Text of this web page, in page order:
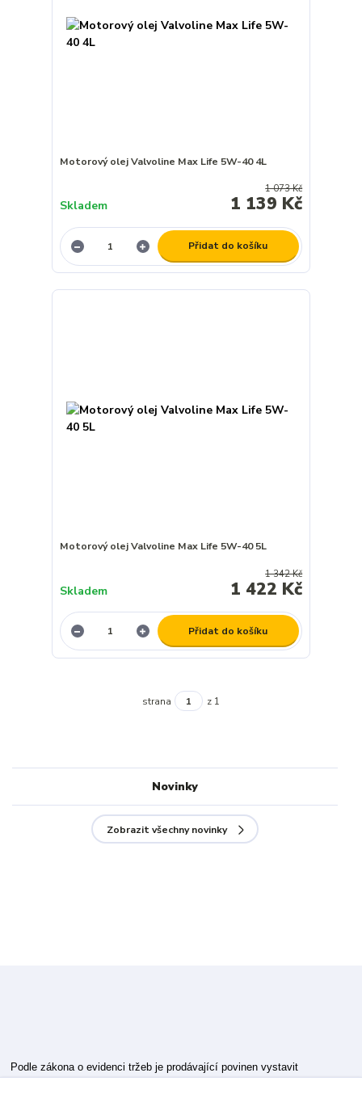
Motorový olej Valvoline Max Life 5W-40 4L
1 073 Kč
1 139 Kč
Skladem
Přidat do košíku
Motorový olej Valvoline Max Life 5W-40 5L
1 342 Kč
1 422 Kč
Skladem
Přidat do košíku
strana z 1
Novinky
Zobrazit všechny novinky
Podle zákona o evidenci tržeb je prodávající povinen vystavit